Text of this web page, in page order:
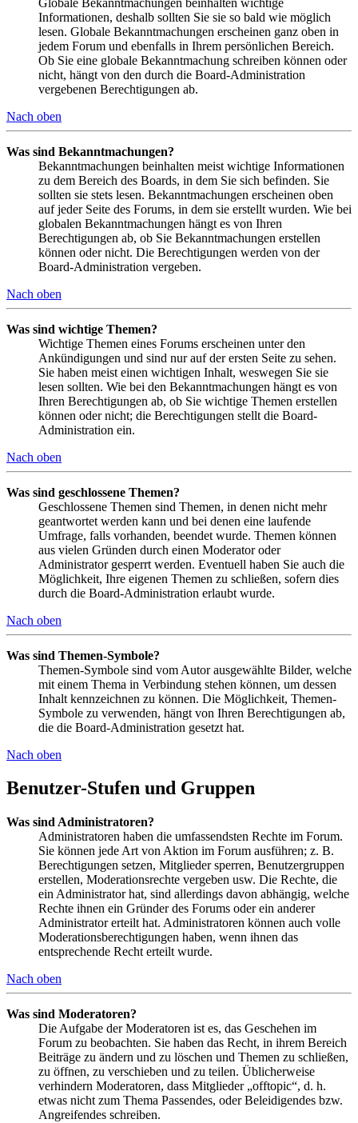
Informationen, deshalb sollten Sie sie so bald wie möglich
lesen. Globale Bekanntmachungen erscheinen ganz oben in
jedem Forum und ebenfalls in Ihrem persönlichen Bereich.
Ob Sie eine globale Bekanntmachung schreiben können oder
nicht, hängt von den durch die Board-Administration
vergebenen Berechtigungen ab.
Nach oben
Was sind Bekanntmachungen?
Bekanntmachungen beinhalten meist wichtige Informationen
zu dem Bereich des Boards, in dem Sie sich befinden. Sie
sollten sie stets lesen. Bekanntmachungen erscheinen oben
auf jeder Seite des Forums, in dem sie erstellt wurden. Wie bei
globalen Bekanntmachungen hängt es von Ihren
Berechtigungen ab, ob Sie Bekanntmachungen erstellen
können oder nicht. Die Berechtigungen werden von der
Board-Administration vergeben.
Nach oben
Was sind wichtige Themen?
Wichtige Themen eines Forums erscheinen unter den
Ankündigungen und sind nur auf der ersten Seite zu sehen.
Sie haben meist einen wichtigen Inhalt, weswegen Sie sie
lesen sollten. Wie bei den Bekanntmachungen hängt es von
Ihren Berechtigungen ab, ob Sie wichtige Themen erstellen
können oder nicht; die Berechtigungen stellt die Board-
Administration ein.
Nach oben
Was sind geschlossene Themen?
Geschlossene Themen sind Themen, in denen nicht mehr
geantwortet werden kann und bei denen eine laufende
Umfrage, falls vorhanden, beendet wurde. Themen können
aus vielen Gründen durch einen Moderator oder
Administrator gesperrt werden. Eventuell haben Sie auch die
Möglichkeit, Ihre eigenen Themen zu schließen, sofern dies
durch die Board-Administration erlaubt wurde.
Nach oben
Was sind Themen-Symbole?
Themen-Symbole sind vom Autor ausgewählte Bilder, welche
mit einem Thema in Verbindung stehen können, um dessen
Inhalt kennzeichnen zu können. Die Möglichkeit, Themen-
Symbole zu verwenden, hängt von Ihren Berechtigungen ab,
die die Board-Administration gesetzt hat.
Nach oben
Benutzer-Stufen und Gruppen
Was sind Administratoren?
Administratoren haben die umfassendsten Rechte im Forum.
Sie können jede Art von Aktion im Forum ausführen; z. B.
Berechtigungen setzen, Mitglieder sperren, Benutzergruppen
erstellen, Moderationsrechte vergeben usw. Die Rechte, die
ein Administrator hat, sind allerdings davon abhängig, welche
Rechte ihnen ein Gründer des Forums oder ein anderer
Administrator erteilt hat. Administratoren können auch volle
Moderationsberechtigungen haben, wenn ihnen das
entsprechende Recht erteilt wurde.
Nach oben
Was sind Moderatoren?
Die Aufgabe der Moderatoren ist es, das Geschehen im
Forum zu beobachten. Sie haben das Recht, in ihrem Bereich
Beiträge zu ändern und zu löschen und Themen zu schließen,
zu öffnen, zu verschieben und zu teilen. Üblicherweise
verhindern Moderatoren, dass Mitglieder „offtopic“, d. h.
etwas nicht zum Thema Passendes, oder Beleidigendes bzw.
Angreifendes schreiben.